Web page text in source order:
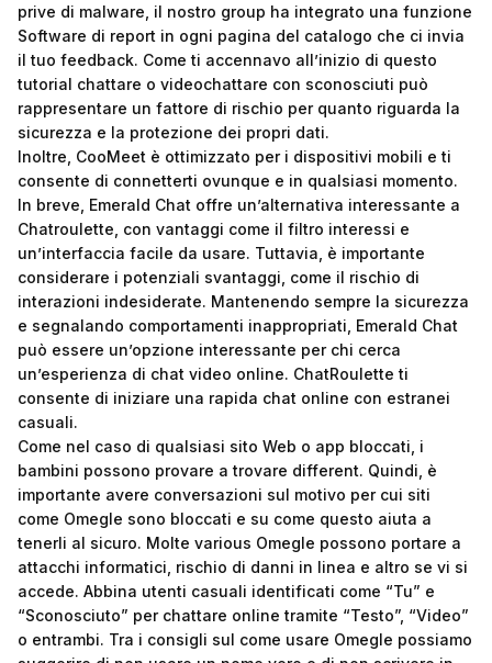
prive di malware, il nostro group ha integrato una funzione
Software di report in ogni pagina del catalogo che ci invia
il tuo feedback. Come ti accennavo all’inizio di questo
tutorial chattare o videochattare con sconosciuti può
rappresentare un fattore di rischio per quanto riguarda la
sicurezza e la protezione dei propri dati.
Inoltre, CooMeet è ottimizzato per i dispositivi mobili e ti
consente di connetterti ovunque e in qualsiasi momento.
In breve, Emerald Chat offre un’alternativa interessante a
Chatroulette, con vantaggi come il filtro interessi e
un’interfaccia facile da usare. Tuttavia, è importante
considerare i potenziali svantaggi, come il rischio di
interazioni indesiderate. Mantenendo sempre la sicurezza
e segnalando comportamenti inappropriati, Emerald Chat
può essere un’opzione interessante per chi cerca
un’esperienza di chat video online. ChatRoulette ti
consente di iniziare una rapida chat online con estranei
casuali.
Come nel caso di qualsiasi sito Web o app bloccati, i
bambini possono provare a trovare different. Quindi, è
importante avere conversazioni sul motivo per cui siti
come Omegle sono bloccati e su come questo aiuta a
tenerli al sicuro. Molte various Omegle possono portare a
attacchi informatici, rischio di danni in linea e altro se vi si
accede. Abbina utenti casuali identificati come “Tu” e
“Sconosciuto” per chattare online tramite “Testo”, “Video”
o entrambi. Tra i consigli sul come usare Omegle possiamo